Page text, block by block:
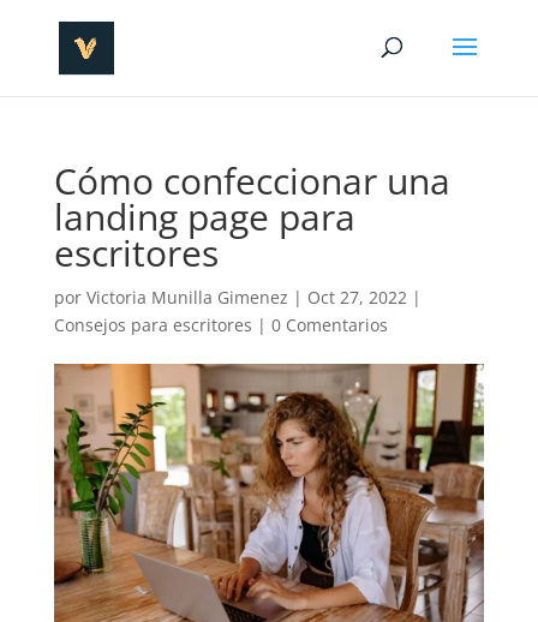
Cómo confeccionar una
landing page para
escritores
por Victoria Munilla Gimenez | Oct 27, 2022|
Consejos para escritores | 0 Comentarios